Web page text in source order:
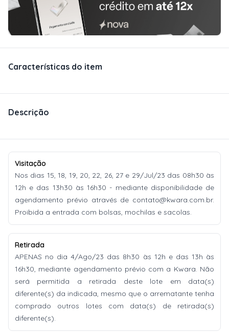
Características do item
Descrição
Visitação
Nos dias 15, 18, 19, 20, 22, 26, 27 e 29/Jul/23 das 08h30 às
12h e das 13h30 às 16h30 - mediante disponibilidade de
agendamento prévio através de contato@kwara.com.br.
Proibida a entrada com bolsas, mochilas e sacolas.
Retirada
APENAS no dia 4/Ago/23 das 8h30 às 12h e das 13h às
16h30, mediante agendamento prévio com a Kwara. Não
será permitida a retirada deste lote em data(s)
diferente(s) da indicada, mesmo que o arrematante tenha
comprado outros lotes com data(s) de retirada(s)
diferente(s).